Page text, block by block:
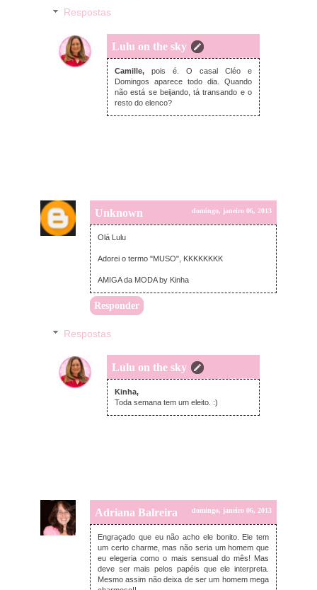
Respostas
Lulu on the sky
domingo, janeiro 06, 2013
Camille, pois é. O casal Cléo e
Domingos aparece todo dia. Quando
não está se beijando, tá transando e o
resto do elenco?
Unknown domingo, janeiro 06, 2013
Olá Lulu
Adorei o termo "MUSO", KKKKKKKK
AMIGA da MODA by Kinha
Responder
Respostas
Lulu on the sky
domingo, janeiro 06, 2013
Kinha,
Toda semana tem um eleito. :)
Adriana Balreira domingo, janeiro 06, 2013
Engraçado que eu não acho ele bonito. Ele tem
um certo charme, mas não seria um homem que
eu elegeria como o mais sensual do mês! Mas
deve ser mais pelos papéis que ele interpreta.
Mesmo assim não deixa de ser um homem mega